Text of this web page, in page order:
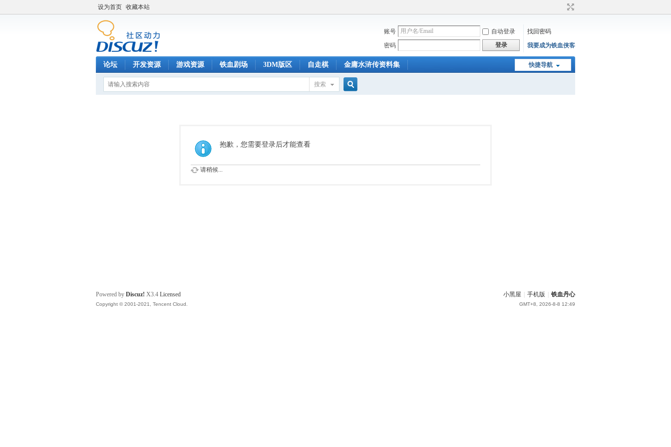
设为首页 收藏本站
账号 自动登录
找回密码
密码
登录 我要成为铁血侠客
快捷导航
论坛 开发资源 游戏资源 铁血剧场 3DM版区 自走棋 金庸水浒传资料集
搜索
抱歉，您需要登录后才能查看
请稍候...
小黑屋 手机版 铁血丹心
GMT+8, 2026-8-8 12:49
Powered by Discuz! X3.4 Licensed
Copyright © 2001-2021, Tencent Cloud.